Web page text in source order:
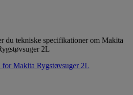
du tekniske specifikationer om Makita
2L
for Makita Rygstøvsuger 2L